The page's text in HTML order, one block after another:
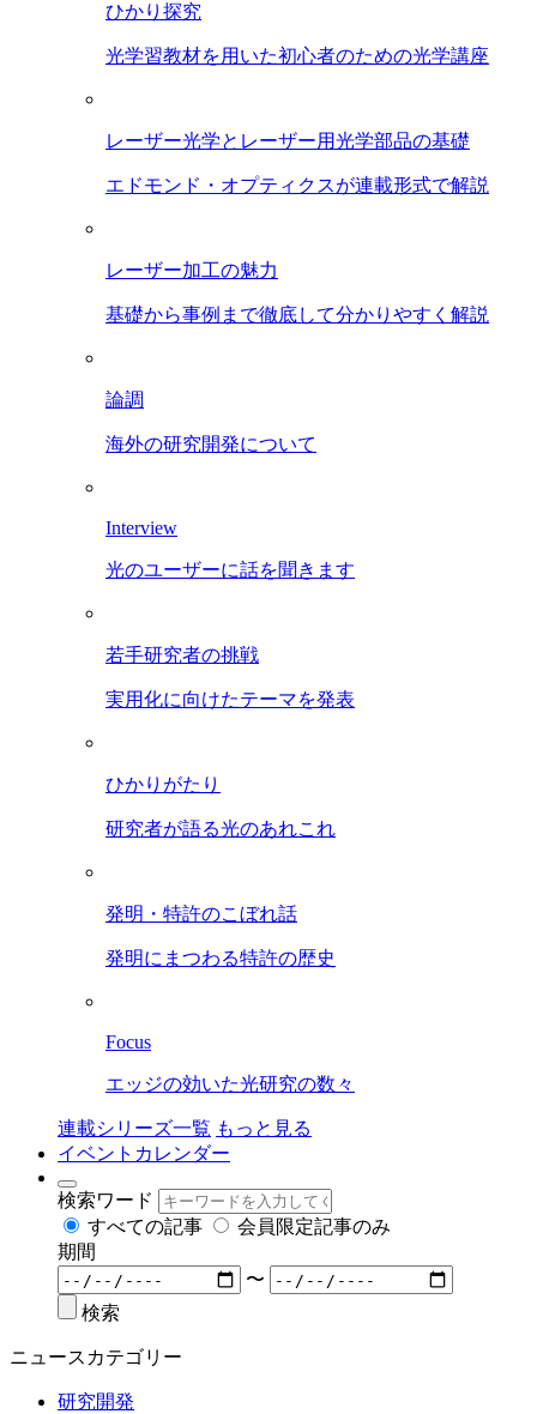
ひかり探究
光学習教材を用いた初心者のための光学講座
レーザー光学とレーザー用光学部品の基礎
エドモンド・オプティクスが連載形式で解説
レーザー加工の魅力
基礎から事例まで徹底して分かりやすく解説
論調
海外の研究開発について
Interview
光のユーザーに話を聞きます
若手研究者の挑戦
実用化に向けたテーマを発表
ひかりがたり
研究者が語る光のあれこれ
発明・特許のこぼれ話
発明にまつわる特許の歴史
Focus
エッジの効いた光研究の数々
連載シリーズ一覧 もっと見る
イベントカレンダー
検索ワード
すべての記事
会員限定記事のみ
期間
〜
検索
ニュースカテゴリー
研究開発